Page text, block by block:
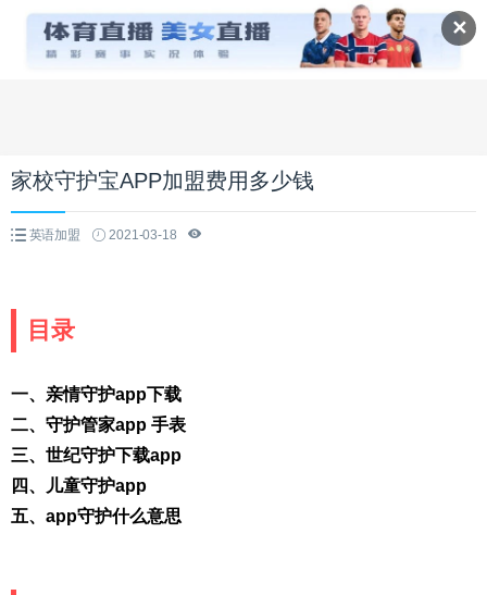
✕
家校守护宝APP加盟费用多少钱
英语加盟 2021-03-18
目录
一、亲情守护app下载
二、守护管家app 手表
三、世纪守护下载app
四、儿童守护app
五、app守护什么意思